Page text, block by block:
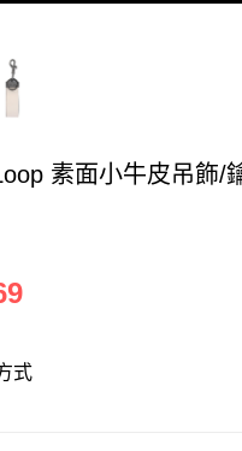
素面小牛皮吊飾/
式